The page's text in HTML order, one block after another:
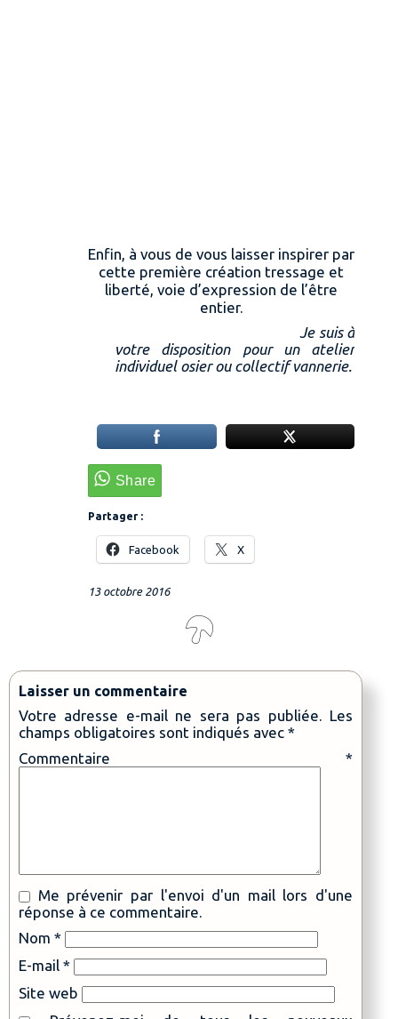
Enfin, à vous de vous laisser inspirer par
cette première création tressage et
liberté, voie d’expression de l’être
entier.
Je suis à
votre disposition pour un atelier
individuel osier ou collectif vannerie.
Partager :
Facebook X
13 octobre 2016
Laisser un commentaire
Votre adresse e-mail ne sera pas publiée.
Les
champs obligatoires sont indiqués avec *
Commentaire *
Me prévenir par l'envoi d'un mail lors d'une
réponse à ce commentaire.
Nom *
E-mail *
Site web